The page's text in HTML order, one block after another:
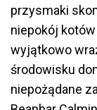
przysmaki
niepokój
wyjątkowo
środowisku
niepożądane